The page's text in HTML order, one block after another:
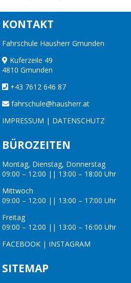
KONTAKT
Fahrschule Hausherr Gmunden
Kuferzeile 49
4810 Gmunden
+43 7612 646 87
fahrschule@hausherr.at
IMPRESSUM | DATENSCHUTZ
BÜROZEITEN
Montag, Dienstag, Donnerstag
09:00 – 12:00 || 13:00 – 18:00 Uhr
Mittwoch
09:00 – 12:00 || 13:00 – 17:00 Uhr
Freitag
09:00 – 12:00 || 13:00 – 16:00 Uhr
FACEBOOK | INSTAGRAM
SITEMAP